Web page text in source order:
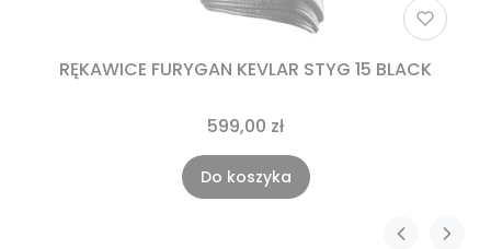
RĘKAWICE FURYGAN KEVLAR STYG 15 BLACK
599,00 zł
Do koszyka